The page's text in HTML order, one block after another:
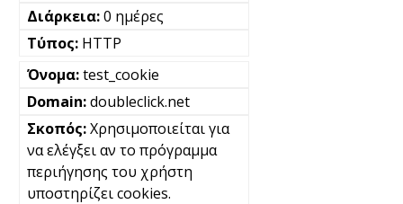
0 ημέρες
HTTP
test_cookie
doubleclick.net
Χρησιμοποιείται για
να ελέγξει αν το πρόγραμμα
περιήγησης του χρήστη
υποστηρίζει cookies.